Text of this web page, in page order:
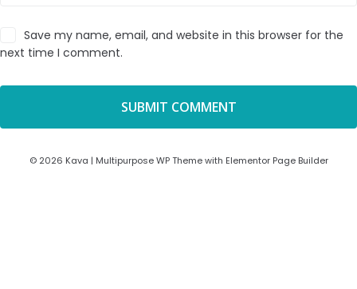
Save my name, email, and website in this browser for the
next time I comment.
© 2026 Kava | Multipurpose WP Theme with Elementor Page Builder